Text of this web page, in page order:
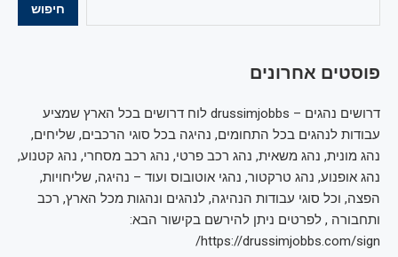
חיפוש
פוסטים אחרונים
דרושים נהגים – drussimjobbs לוח דרושים בכל הארץ שמציע
עבודות לנהגים בכל התחומים, נהיגה בכל סוגי הרכבים, שליחים,
נהג מונית, נהג משאית, נהג רכב פרטי, נהג רכב מסחרי, נהג קטנוע,
נהג אופנוע, נהג טרקטור, נהגי אוטובוס ועוד – נהיגה, שליחויות,
הפצה, וכל סוגי עבודות הנהיגה, לנהגים ונהגות מכל הארץ, רכב
ותחבורה , לפרטים ניתן להירשם בקישור הבא:
https://drussimjobbs.com/sign/